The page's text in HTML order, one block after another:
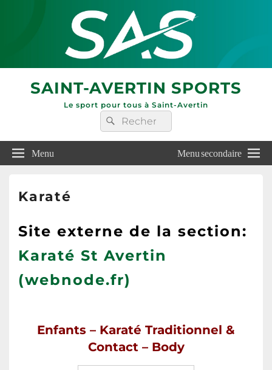
SAINT-AVERTIN SPORTS
Le sport pour tous à Saint-Avertin
Recherche :
Rechercher
Menu Menu secondaire
Karaté
Site externe de la section:
Karaté St Avertin
(webnode.fr)
Enfants – Karaté Traditionnel &
Contact – Body